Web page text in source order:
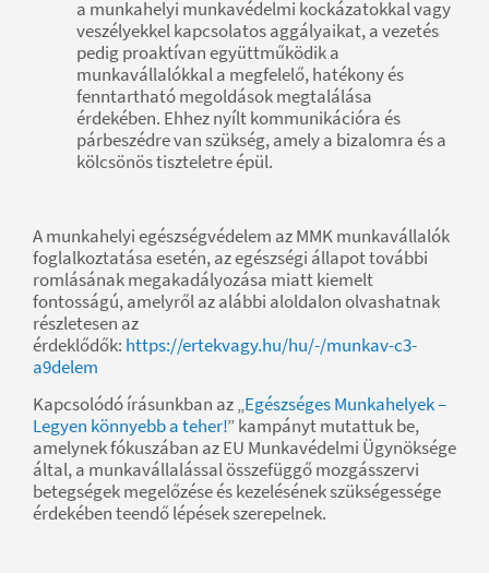
a munkahelyi munkavédelmi kockázatokkal vagy
veszélyekkel kapcsolatos aggályaikat, a vezetés
pedig proaktívan együttműködik a
munkavállalókkal a megfelelő, hatékony és
fenntartható megoldások megtalálása
érdekében. Ehhez nyílt kommunikációra és
párbeszédre van szükség, amely a bizalomra és a
kölcsönös tiszteletre épül.
A munkahelyi egészségvédelem az MMK munkavállalók
foglalkoztatása esetén, az egészségi állapot további
romlásának megakadályozása miatt kiemelt
fontosságú, amelyről az alábbi aloldalon olvashatnak
részletesen az
érdeklődők: https://ertekvagy.hu/hu/-/munkav-c3-
a9delem
Kapcsolódó írásunkban az „Egészséges Munkahelyek –
Legyen könnyebb a teher!” kampányt mutattuk be,
amelynek fókuszában az EU Munkavédelmi Ügynöksége
által, a munkavállalással összefüggő mozgásszervi
betegségek megelőzése és kezelésének szükségessége
érdekében teendő lépések szerepelnek.